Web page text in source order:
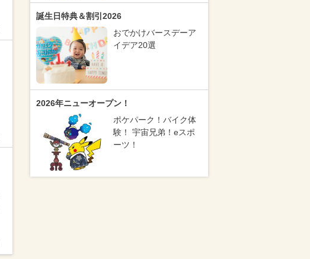
誕生日特典＆割引2026
おでかけバースデーア
イデア20選
2026年ニューオープン！
ポケパーク！バイク体
験！ 宇宙兄弟！eスポ
ーツ！